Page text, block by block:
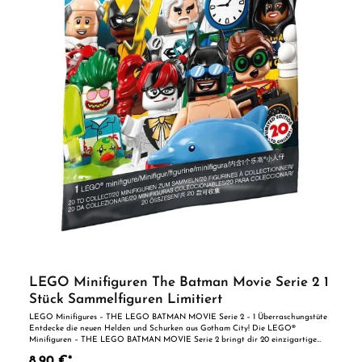
LEGO Minifiguren The Batman Movie Serie 2 1
Stück Sammelfiguren Limitiert
LEGO Minifigures – THE LEGO BATMAN MOVIE Serie 2 – 1 Überraschungstüte
Entdecke die neuen Helden und Schurken aus Gotham City! Die LEGO®
Minifiguren – THE LEGO BATMAN MOVIE Serie 2 bringt dir 20 einzigartige